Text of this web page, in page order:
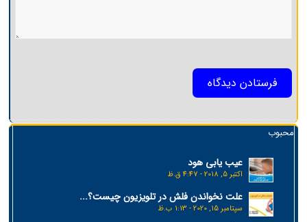
محبوب
عیب یابی هود
اکتبر 5, 2018 - 4:47 ق.ظ
علت نخواندن فلش در تلویزیون چیست؟...
سپتامبر 15, 2020 - 1:13 ب.ظ